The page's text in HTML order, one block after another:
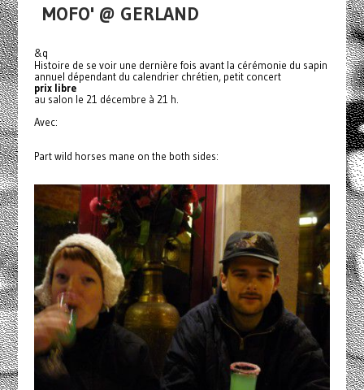
MOFO' @ GERLAND
&q
Histoire de se voir une dernière fois avant la cérémonie du sapin
annuel dépendant du calendrier chrétien, petit concert
prix libre
au salon le 21 décembre à 21 h.
Avec:
Part wild horses mane on the both sides: